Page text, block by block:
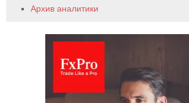
Архив аналитики